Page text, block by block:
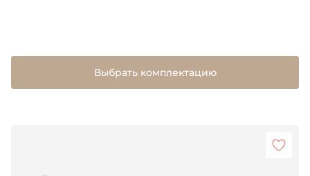
Выбрать комплектацию